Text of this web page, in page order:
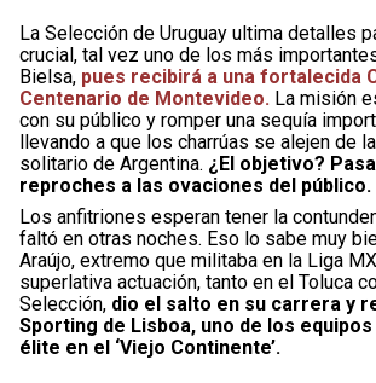
La Selección de Uruguay ultima detalles
crucial, tal vez uno de los más
Bielsa, pues recibirá a una fortalecida
Centenario de Montevideo. La misión
con su público y romper una sequía
llevando a que los charrúas se alejen de
solitario de Argentina. ¿El objetivo?
reproches a las ovaciones del público.
Los anfitriones esperan tener la
faltó en otras noches. Eso lo sabe muy
Araújo, extremo que militaba en la Liga
superlativa actuación, tanto en el Toluca
Selección, dio el salto en su carrera y
Sporting de Lisboa, uno de los equipos
élite en el ‘Viejo Continente’.